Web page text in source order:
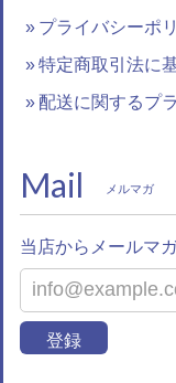
プライバシーポ
特定商取引法に
配送に関するプ
Mail メルマガ
当店からメールマ
登録